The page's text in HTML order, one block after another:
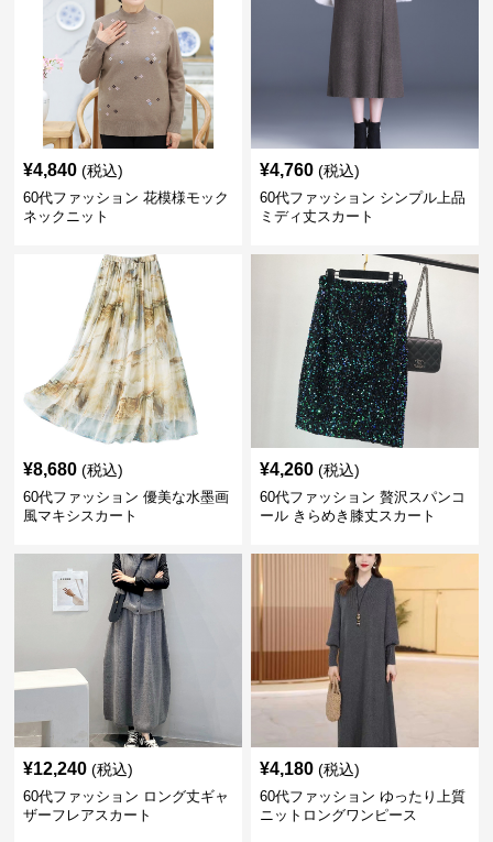
¥4,840 (税込)
60代ファッション 花模様モック
ネックニット
¥4,760 (税込)
60代ファッション シンプル上品
ミディ丈スカート
¥8,680 (税込)
60代ファッション 優美な水墨画
風マキシスカート
¥4,260 (税込)
60代ファッション 贅沢スパンコ
ール きらめき膝丈スカート
¥12,240 (税込)
60代ファッション ロング丈ギャ
ザーフレアスカート
¥4,180 (税込)
60代ファッション ゆったり上質
ニットロングワンピース